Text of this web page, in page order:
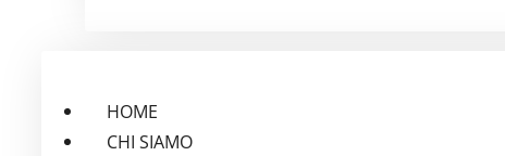
HOME
CHI SIAMO